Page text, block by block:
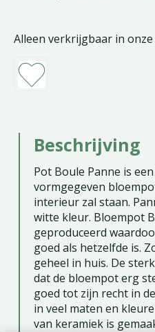
Alleen verkrijgbaar in onze
Beschrijving
Pot Boule Panne is
vormgegeven
interieur zal staan.
witte kleur. Bloempot
geproduceerd
goed als hetzelfde is.
geheel in huis. De
dat de bloempot erg
goed tot zijn recht in
in veel maten en
van keramiek is